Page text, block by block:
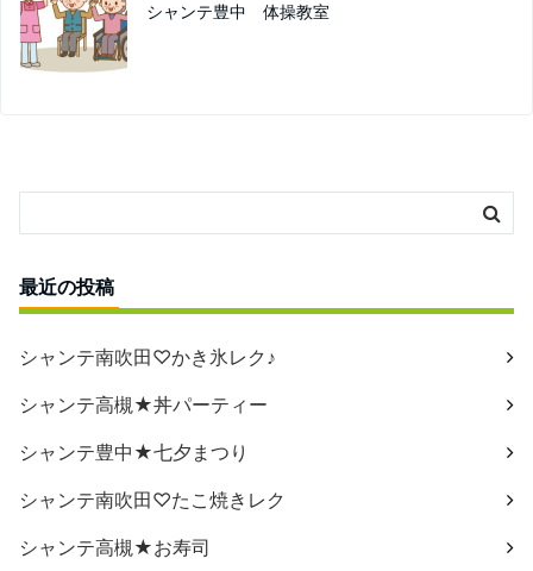
シャンテ豊中 体操教室
最近の投稿
シャンテ南吹田♡かき氷レク♪
シャンテ高槻★丼パーティー
シャンテ豊中★七夕まつり
シャンテ南吹田♡たこ焼きレク
シャンテ高槻★お寿司